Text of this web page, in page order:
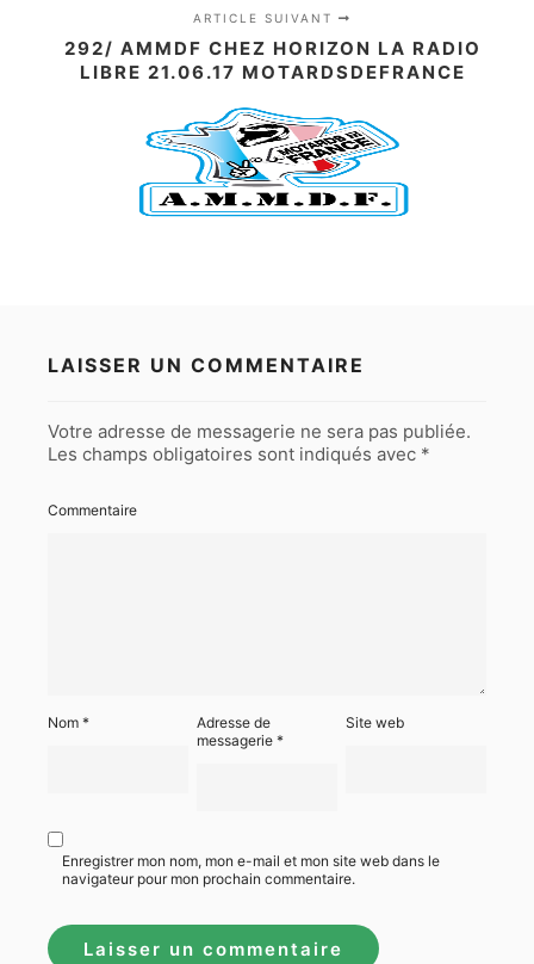
ARTICLE SUIVANT
292/ AMMDF CHEZ HORIZON LA RADIO
LIBRE 21.06.17 MOTARDSDEFRANCE
LAISSER UN COMMENTAIRE
Votre adresse de messagerie ne sera pas publiée.
Les champs obligatoires sont indiqués avec *
Commentaire
Nom *
Adresse de
messagerie*
Site web
Enregistrer mon nom, mon e-mail et mon site web dans le
navigateur pour mon prochain commentaire.